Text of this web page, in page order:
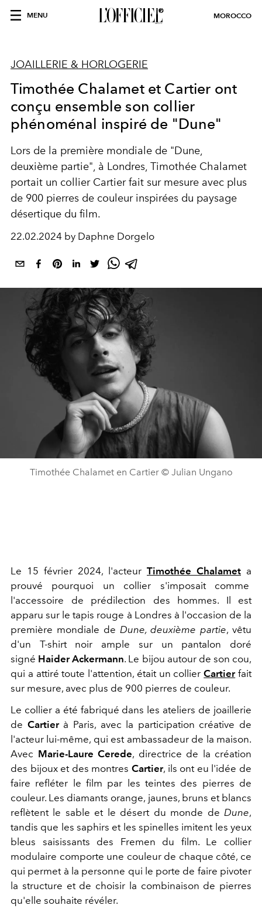
MENU MOROCCO
JOAILLERIE & HORLOGERIE
Timothée Chalamet et Cartier ont
conçu ensemble son collier
phénoménal inspiré de "Dune"
Lors de la première mondiale de "Dune,
deuxième partie", à Londres, Timothée Chalamet
portait un collier Cartier fait sur mesure avec plus
de 900 pierres de couleur inspirées du paysage
désertique du film.
22.02.2024 by Daphne Dorgelo
Timothée Chalamet en Cartier © Julian Ungano
Le 15 février 2024, l'acteur Timothée Chalamet a
prouvé pourquoi un collier s'imposait comme
l'accessoire de prédilection des hommes. Il est
apparu sur le tapis rouge à Londres à l'occasion de la
première mondiale de Dune, deuxième partie, vêtu
d'un T-shirt noir ample sur un pantalon doré
signé Haider Ackermann. Le bijou autour de son cou,
qui a attiré toute l'attention, était un collier Cartier fait
sur mesure, avec plus de 900 pierres de couleur.
Le collier a été fabriqué dans les ateliers de joaillerie
de Cartier à Paris, avec la participation créative de
l'acteur lui-même, qui est ambassadeur de la maison.
Avec Marie-Laure Cerede, directrice de la création
des bijoux et des montres Cartier, ils ont eu l'idée de
faire refléter le film par les teintes des pierres de
couleur. Les diamants orange, jaunes, bruns et blancs
reflètent le sable et le désert du monde de Dune,
tandis que les saphirs et les spinelles imitent les yeux
bleus saisissants des Fremen du film. Le collier
modulaire comporte une couleur de chaque côté, ce
qui permet à la personne qui le porte de faire pivoter
la structure et de choisir la combinaison de pierres
qu'elle souhaite révéler.